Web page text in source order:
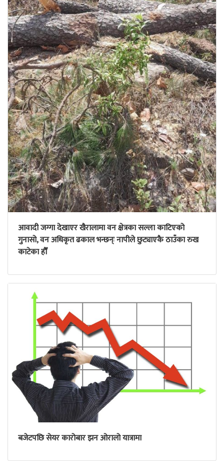
आवादी जग्गा देखाएर खैरालामा वन क्षेत्रका सल्ला काटिएको
गुनासो, वन अधिकृत ढकाल भन्छन्ः नापीले छुट्याएकै ठाउँका रुख
काटेका हौँ
बजेटपछि सेयर कारोबार झन ओरालो यात्रामा